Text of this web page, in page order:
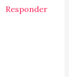
Responder